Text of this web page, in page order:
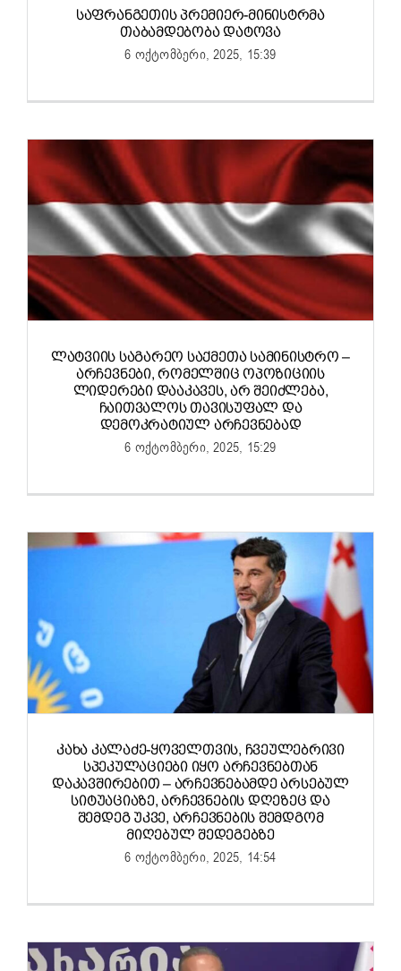
ᲡᲐᲤᲠᲐᲜᲒᲔᲗᲘᲡ ᲞᲠᲔᲛᲘᲔᲠ-ᲛᲘᲜᲘᲡᲢᲠᲛᲐ
ᲗᲐᲑᲐᲛᲓᲔᲑᲝᲑᲐ ᲓᲐᲢᲝᲕᲐ
6 ოქტომბერი, 2025, 15:39
ᲚᲐᲢᲕᲘᲘᲡ ᲡᲐᲒᲐᲠᲔᲝ ᲡᲐᲥᲛᲔᲗᲐ ᲡᲐᲛᲘᲜᲘᲡᲢᲠᲝ –
ᲐᲠᲩᲔᲕᲜᲔᲑᲘ, ᲠᲝᲛᲔᲚᲨᲘᲪ ᲝᲞᲝᲖᲘᲪᲘᲘᲡ
ᲚᲘᲓᲔᲠᲔᲑᲘ ᲓᲐᲐᲙᲐᲕᲔᲡ, ᲐᲠ ᲨᲔᲘᲫᲚᲔᲑᲐ,
ᲩᲐᲘᲗᲕᲐᲚᲝᲡ ᲗᲐᲕᲘᲡᲣᲤᲐᲚ ᲓᲐ
ᲓᲔᲛᲝᲙᲠᲐᲢᲘᲣᲚ ᲐᲠᲩᲔᲕᲜᲔᲑᲐᲓ
6 ოქტომბერი, 2025, 15:29
ᲙᲐᲮᲐ ᲙᲐᲚᲐᲫᲔ-ᲧᲝᲕᲔᲚᲗᲕᲘᲡ, ᲩᲕᲔᲣᲚᲔᲑᲠᲘᲕᲘ
ᲡᲞᲔᲙᲣᲚᲐᲪᲘᲔᲑᲘ ᲘᲧᲝ ᲐᲠᲩᲔᲕᲜᲔᲑᲗᲐᲜ
ᲓᲐᲙᲐᲕᲨᲘᲠᲔᲑᲘᲗ – ᲐᲠᲩᲔᲕᲜᲔᲑᲐᲛᲓᲔ ᲐᲠᲡᲔᲑᲣᲚ
ᲡᲘᲢᲣᲐᲪᲘᲐᲖᲔ, ᲐᲠᲩᲔᲕᲜᲔᲑᲘᲡ ᲓᲦᲔᲖᲔᲪ ᲓᲐ
ᲨᲔᲛᲓᲔᲒ ᲣᲙᲕᲔ, ᲐᲠᲩᲔᲕᲜᲔᲑᲘᲡ ᲨᲔᲛᲓᲒᲝᲛ
ᲛᲘᲦᲔᲑᲣᲚ ᲨᲔᲓᲔᲒᲔᲑᲖᲔ
6 ოქტომბერი, 2025, 14:54